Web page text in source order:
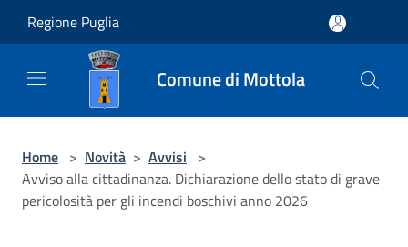
Regione Puglia
Comune di Mottola
Home > Novità > Avvisi >
Avviso alla cittadinanza. Dichiarazione dello stato di grave
pericolosità per gli incendi boschivi anno 2026